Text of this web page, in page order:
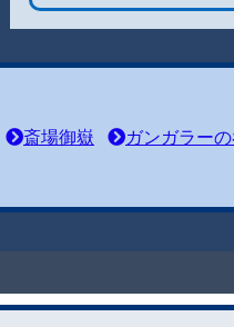
斎場御嶽
ガンガラー